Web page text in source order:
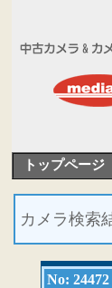
トップページ
カメラ検索
No: 24472